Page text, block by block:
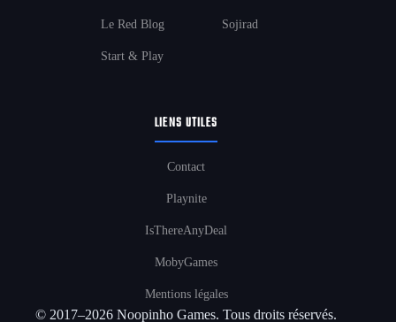
Le Red Blog
Start & Play
Sojirad
LIENS UTILES
Contact
Playnite
IsThereAnyDeal
MobyGames
Mentions légales
© 2017–2026 Noopinho Games. Tous droits réservés.